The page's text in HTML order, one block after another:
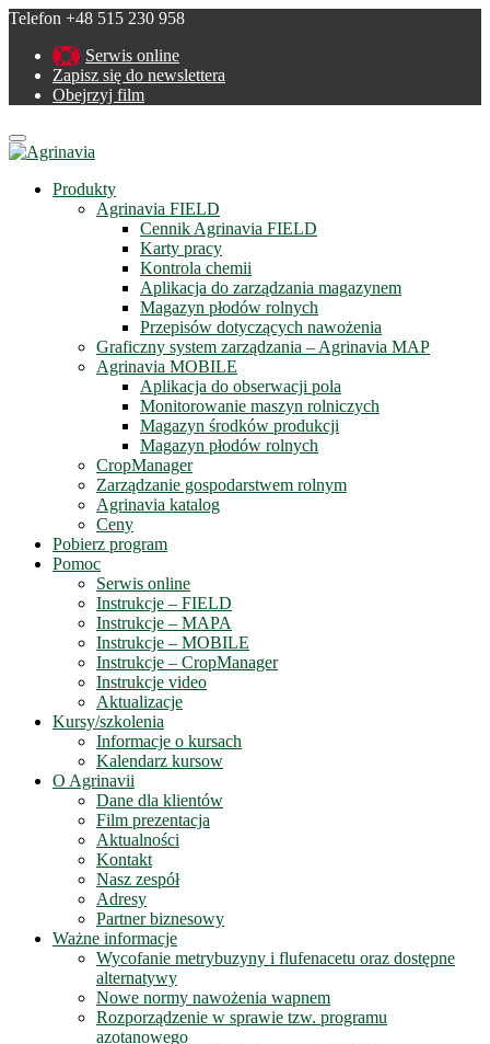
Telefon +48 515 230 958
Serwis online
Zapisz się do newslettera
Obejrzyj film
Menu
Produkty
Agrinavia FIELD
Cennik Agrinavia FIELD
Karty pracy
Kontrola chemii
Aplikacja do zarządzania magazynem
Magazyn płodów rolnych
Przepisów dotyczących nawożenia
Graficzny system zarządzania – Agrinavia MAP
Agrinavia MOBILE
Aplikacja do obserwacji pola
Monitorowanie maszyn rolniczych
Magazyn środków produkcji
Magazyn płodów rolnych
CropManager
Zarządzanie gospodarstwem rolnym
Agrinavia katalog
Ceny
Pobierz program
Pomoc
Serwis online
Instrukcje – FIELD
Instrukcje – MAPA
Instrukcje – MOBILE
Instrukcje – CropManager
Instrukcje video
Aktualizacje
Kursy/szkolenia
Informacje o kursach
Kalendarz kursow
O Agrinavii
Dane dla klientów
Film prezentacja
Aktualności
Kontakt
Nasz zespół
Adresy
Partner biznesowy
Ważne informacje
Wycofanie metrybuzyny i flufenacetu oraz dostępne
alternatywy
Nowe normy nawożenia wapnem
Rozporządzenie w sprawie tzw. programu
azotanowego